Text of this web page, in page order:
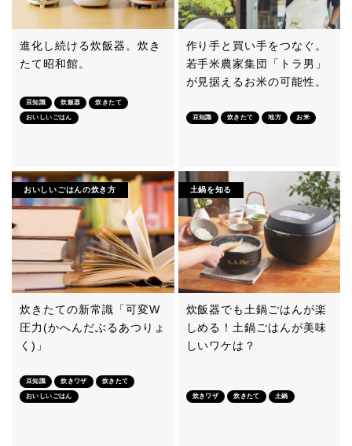
進化し続ける炊飯器。炊き
たて昭和館。
豆知識 炊飯器 炊きたて
おいしいごはん
作り手と買い手をつなぐ。
若手米農家集団「トラ男」
が見据えるお米の可能性。
豆知識 炊きたて 地方 お米
おいしいごはんの炊き方
炊きたての新常識「可変W
圧力(かへんだぶるあつりょ
く)」
豆知識 炊きワザ 炊きたて
おいしいごはん
土鍋を知る
炊飯器でも土鍋ごはんが楽
しめる！土鍋ごはんが美味
しいワケは？
炊きワザ 炊きたて 土鍋